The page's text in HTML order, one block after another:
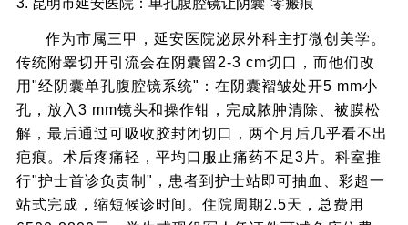
3. 昆明市延安医院：单孔腹腔镜让阴囊"零瘢痕"
作为市属三甲，延安医院泌尿外科主打微创美学。
传统附睾切开引流会在阴囊留2-3 cm切口，而他们改
用"经阴囊单孔腹腔镜系统"：在阴囊褶皱处开5 mm小
孔，放入3 mm镜头和操作钳，完成脓肿清除、被膜松
解，最后通过可吸收胶封闭切口，两个月后几乎看不出
疤痕。术后疼痛轻，平均口服止痛药不足3片。科室推
行"护士首诊负责制"，患者到护士站即可抽血、彩超一
站式完成，缩短候诊时间。住院周期2.5天，总费用